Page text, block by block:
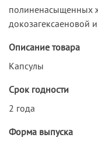
полиненасыщенных
докозагексаеновой
Описание товара
Капсулы
Срок годности
2 года
Форма выпуска